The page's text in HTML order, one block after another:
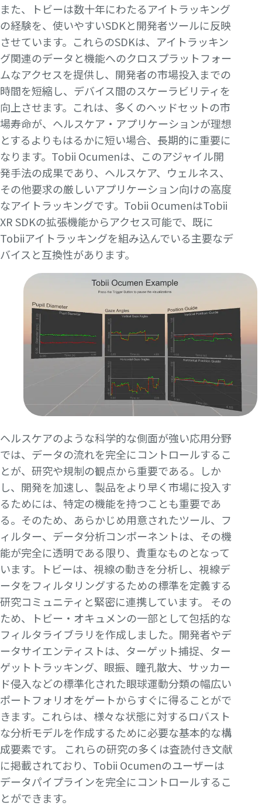
また、トビーは数十年にわたるアイトラッキング
の経験を、使いやすいSDKと開発者ツールに反映
させています。これらのSDKは、アイトラッキン
グ関連のデータと機能へのクロスプラットフォー
ムなアクセスを提供し、開発者の市場投入までの
時間を短縮し、デバイス間のスケーラビリティを
向上させます。これは、多くのヘッドセットの市
場寿命が、ヘルスケア・アプリケーションが理想
とするよりもはるかに短い場合、長期的に重要に
なります。Tobii Ocumenは、このアジャイル開
発手法の成果であり、ヘルスケア、ウェルネス、
その他要求の厳しいアプリケーション向けの高度
なアイトラッキングです。Tobii OcumenはTobii
XR SDKの拡張機能からアクセス可能で、既に
Tobiiアイトラッキングを組み込んでいる主要なデ
バイスと互換性があります。
ヘルスケアのような科学的な側面が強い応用分野
では、データの流れを完全にコントロールするこ
とが、研究や規制の観点から重要である。しか
し、開発を加速し、製品をより早く市場に投入す
るためには、特定の機能を持つことも重要であ
る。そのため、あらかじめ用意されたツール、フ
ィルター、データ分析コンポーネントは、その機
能が完全に透明である限り、貴重なものとなって
います。トビーは、視線の動きを分析し、視線デ
ータをフィルタリングするための標準を定義する
研究コミュニティと緊密に連携しています。 その
ため、トビー・オキュメンの一部として包括的な
フィルタライブラリを作成しました。開発者やデ
ータサイエンティストは、ターゲット捕捉、ター
ゲットトラッキング、眼振、瞳孔散大、サッカー
ド侵入などの標準化された眼球運動分類の幅広い
ポートフォリオをゲートからすぐに得ることがで
きます。これらは、様々な状態に対するロバスト
な分析モデルを作成するために必要な基本的な構
成要素です。 これらの研究の多くは査読付き文献
に掲載されており、Tobii Ocumenのユーザーは
データパイプラインを完全にコントロールするこ
とができます。